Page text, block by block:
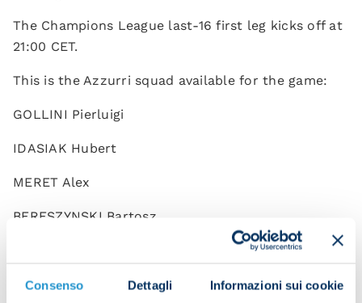
Consenso Dettagli Informazioni sui cookie
The Champions League last-16 first leg kicks off at
21:00 CET.
This is the Azzurri squad available for the game:
GOLLINI Pierluigi
IDASIAK Hubert
MERET Alex
BERESZYNSKI Bartosz
MARIO RUI Silva Duarte